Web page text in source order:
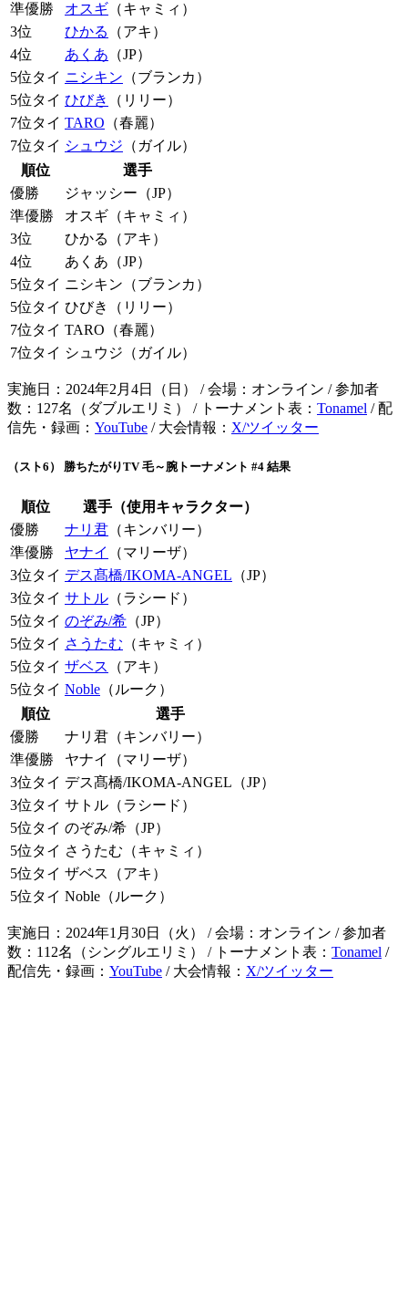
準優勝
オスギ （キャミィ）
3位
ひかる
（アキ）
4位
あくあ （JP）
5位タイ ニシキン （ブランカ）
5位タイ ひびき
（リリー）
7位タイ TARO （春麗）
7位タイ シュウジ （ガイル）
順位
選手
優勝
ジャッシー（JP）
準優勝
オスギ（キャミィ）
3位
ひかる（アキ）
4位
あくあ（JP）
5位タイ ニシキン（ブランカ）
5位タイ ひびき（リリー）
7位タイ TARO（春麗）
7位タイ シュウジ（ガイル）
実施日：2024年2月4日（日） / 会場：オンライン / 参加者
数：127名（ダブルエリミ） / トーナメント表： Tonamel / 配
信先・録画： YouTube / 大会情報： X/ツイッター
（スト6） 勝ちたがりTV 毛～腕トーナメント #4 結果
順位
選手（使用キャラクター）
優勝
ナリ君 （キンバリー）
準優勝
ヤナイ
（マリーザ）
3位タイ デス髙橋/IKOMA-ANGEL （JP）
3位タイ サトル （ラシード）
5位タイ のぞみ/希 （JP）
5位タイ さうたむ （キャミィ）
5位タイ ザベス
（アキ）
5位タイ Noble （ルーク）
順位
選手
優勝
ナリ君（キンバリー）
準優勝
ヤナイ（マリーザ）
3位タイ デス髙橋/IKOMA-ANGEL（JP）
3位タイ サトル（ラシード）
5位タイ のぞみ/希（JP）
5位タイ さうたむ（キャミィ）
5位タイ ザベス（アキ）
5位タイ Noble（ルーク）
実施日：2024年1月30日（火） / 会場：オンライン / 参加者
数：112名（シングルエリミ） / トーナメント表： Tonamel /
配信先・録画： YouTube / 大会情報： X/ツイッター